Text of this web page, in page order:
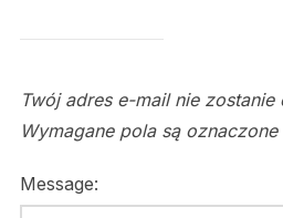
Twój adres e-mail nie zostanie
Wymagane pola są oznaczone
Message: